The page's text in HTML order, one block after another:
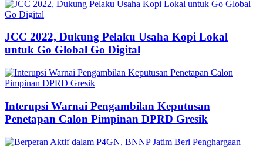
JCC 2022, Dukung Pelaku Usaha Kopi Lokal
untuk Go Global Go Digital
Interupsi Warnai Pengambilan Keputusan
Penetapan Calon Pimpinan DPRD Gresik